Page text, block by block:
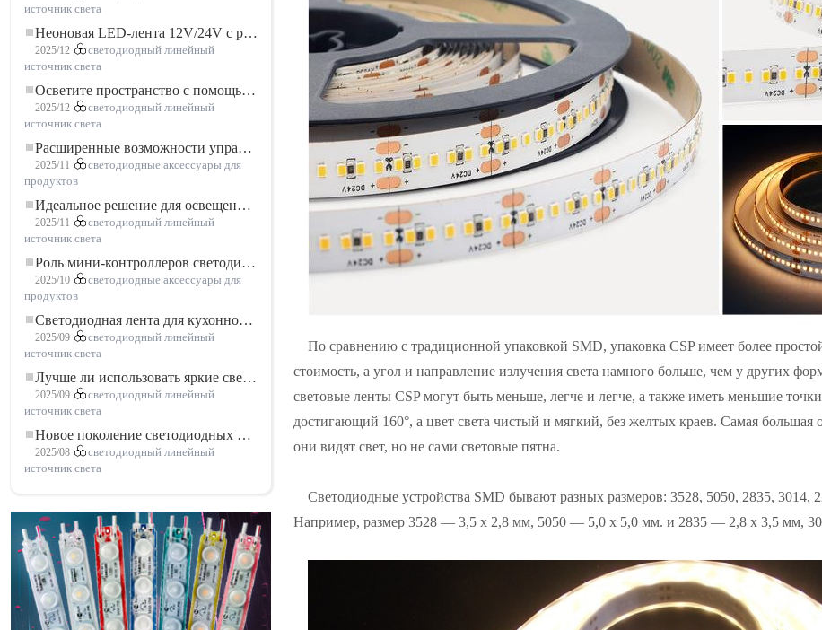
источник света
Неоновая LED-лента 12V/24V с резкой по 3 светодиода: современное неоновое освещение для любого пространства
2025/12
светодиодный линейный
источник света
Осветите пространство с помощью гибкой низковольтной неоновой LED-ленты
2025/12
светодиодный линейный
источник света
Расширенные возможности управления освещением: основные преимущества контроллера RGBW 5–24 В
2025/11
светодиодные аксессуары для
продуктов
Идеальное решение для освещения: гибкая светодиодная лента COB высокой плотности FOB для современного освещения
2025/11
светодиодный линейный
источник света
Роль мини-контроллеров светодиодов в проектах светодиодных лент
2025/10
светодиодные аксессуары для
продуктов
Светодиодная лента для кухонного шкафа: сенсорная светодиодная лента COB, которая меняет представление о домашнем и коммерческом освещении
2025/09
светодиодный линейный
источник света
Лучше ли использовать яркие светодиодные лампы?
2025/09
светодиодный линейный
источник света
Новое поколение светодиодных лент: свободная резка для неограниченных возможностей
2025/08
светодиодный линейный
источник света
По сравнению с традиционной упаковкой SMD, упаковка CSP имеет более
стоимость, а угол и направление излучения света намного больше, чем у других
световые ленты CSP могут быть меньше, легче и легче, а также иметь меньшие
достигающий 160°, а цвет света чистый и мягкий, без желтых краев. Самая большая
они видят свет, но не сами световые пятна.
Светодиодные устройства SMD бывают разных размеров: 3528, 5050, 2835,
Например, размер 3528 — 3,5 х 2,8 мм, 5050 — 5,0 х 5,0 мм. и 2835 — 2,8 х 3,5 мм,